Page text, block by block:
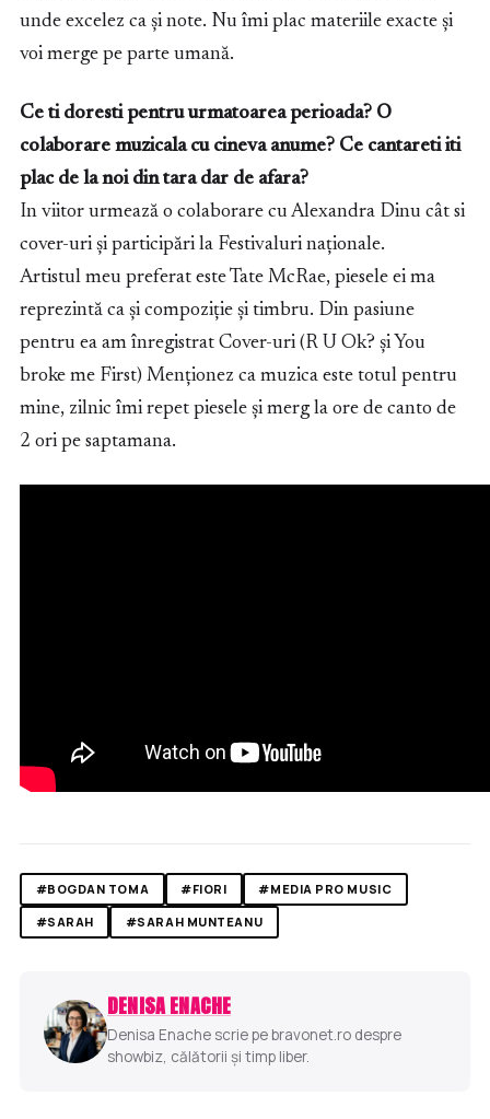
unde excelez ca și note. Nu îmi plac materiile exacte și
voi merge pe parte umană.
Ce ti doresti pentru urmatoarea perioada? O
colaborare muzicala cu cineva anume? Ce cantareti iti
plac de la noi din tara dar de afara?
In viitor urmează o colaborare cu Alexandra Dinu cât si
cover-uri și participări la Festivaluri naționale.
Artistul meu preferat este Tate McRae, piesele ei ma
reprezintă ca și compoziție și timbru. Din pasiune
pentru ea am înregistrat Cover-uri (R U Ok? și You
broke me First) Menționez ca muzica este totul pentru
mine, zilnic îmi repet piesele și merg la ore de canto de
2 ori pe saptamana.
#BOGDAN TOMA #FIORI
#MEDIA PRO MUSIC
#SARAH
#SARAH MUNTEANU
DENISA ENACHE
Denisa Enache scrie pe bravonet.ro despre
showbiz, călătorii și timp liber.